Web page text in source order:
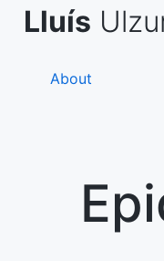
SkipLluís
About